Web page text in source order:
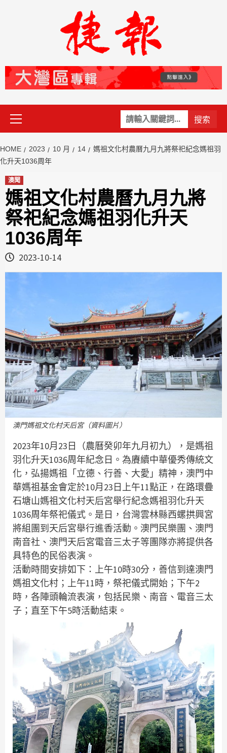
關
鍵
Primary
Menu
HOME 2023 10 月 14
媽祖文化村農曆九月九將祭祀紀念媽祖羽
化升天1036周年
澳聞
媽祖文化村農曆九月九將
祭祀紀念媽祖羽化升天
1036周年
2023-10-14
澳門媽祖文化村天后宮（資料圖片）
2023年10月23日（農曆癸卯年九月初九），是媽祖
羽化升天1036周年紀念日。為賡續中華優秀傳統文
化，弘揚媽祖「立德、行善、大愛」精神，澳門中
華媽祖基金會定於10月23日上午11點正，在路環疊
石塘山媽祖文化村天后宮舉行紀念媽祖羽化升天
1036周年祭祀儀式。是日，台灣雲林縣西螺拱興宮
將組團到天后宮舉行進香活動。澳門民樂團、澳門
南音社、澳門天后宮電音三太子等團隊亦將提供各
具特色的民俗表演。
活動時間安排如下：上午10時30分，善信到達澳門
媽祖文化村；上午11時，祭祀儀式開始；下午2
時，各陣頭輪流表演，包括民樂、南音、電音三太
子；直至下午5時活動結束。